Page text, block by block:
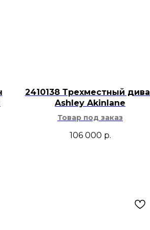
2410138 Трехместный
Ashley Akinlane
Товар под заказ
106 000 р.